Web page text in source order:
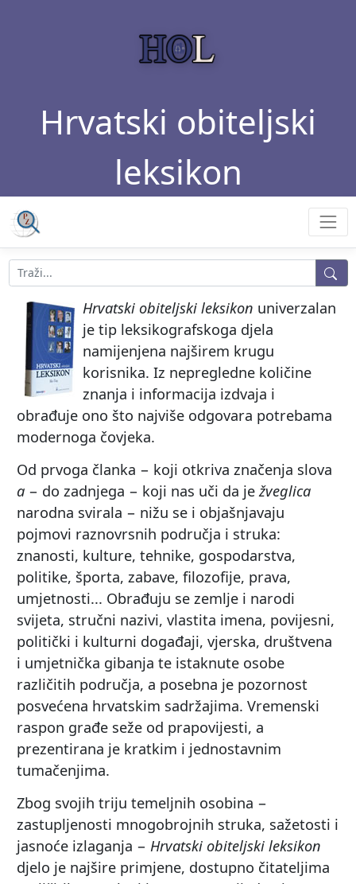
Hrvatski obiteljski
leksikon
Hrvatski obiteljski leksikon univerzalan
je tip leksikografskoga djela
namijenjena najširem krugu
korisnika. Iz nepregledne količine
znanja i informacija izdvaja i
obrađuje ono što najviše odgovara potrebama
modernoga čovjeka.
Od prvoga članka − koji otkriva značenja slova
a − do zadnjega − koji nas uči da je žveglica
narodna svirala − nižu se i objašnjavaju
pojmovi raznovrsnih područja i struka:
znanosti, kulture, tehnike, gospodarstva,
politike, športa, zabave, filozofije, prava,
umjetnosti... Obrađuju se zemlje i narodi
svijeta, stručni nazivi, vlastita imena, povijesni,
politički i kulturni događaji, vjerska, društvena
i umjetnička gibanja te istaknute osobe
različitih područja, a posebna je pozornost
posvećena hrvatskim sadržajima. Vremenski
raspon građe seže od prapovijesti, a
prezentirana je kratkim i jednostavnim
tumačenjima.
Zbog svojih triju temeljnih osobina −
zastupljenosti mnogobrojnih struka, sažetosti i
jasnoće izlaganja − Hrvatski obiteljski leksikon
djelo je najšire primjene, dostupno čitateljima